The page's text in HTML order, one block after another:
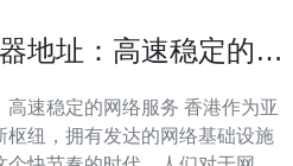
地址：高速稳定的网
定的网络服务 香港作为亚
枢纽，拥有发达的网络基础设施